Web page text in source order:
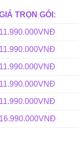
TRỌN GÓI:
11.990.000VNĐ
11.990.000VNĐ
11.990.000VNĐ
11.990.000VNĐ
11.990.000VNĐ
16.990.000VNĐ